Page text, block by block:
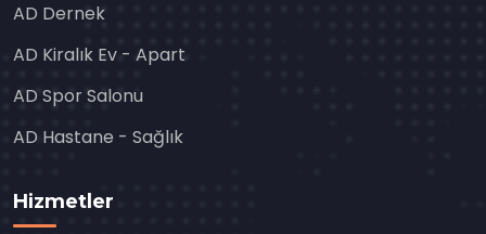
AD Dernek
AD Kiralık Ev - Apart
AD Spor Salonu
AD Hastane - Sağlık
Hizmetler